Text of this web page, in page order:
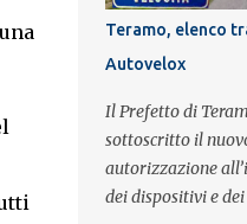
onore di
città. La
Simone Fortuna
Palermo al basso
alla chitarra e
Salvo Vinci è la
Brian May e
Teramo, elenco
Autovelox
Il Prefetto di
sottoscritto il
autorizzazione
dei dispositivi e